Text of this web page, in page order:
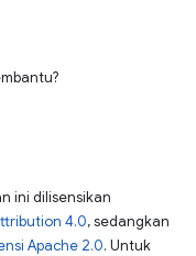
ini dilisensikan
4.0, sedangkan
Apache 2.0. Untuk